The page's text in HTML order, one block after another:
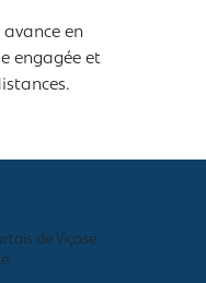
en
engagée et
de Viçose